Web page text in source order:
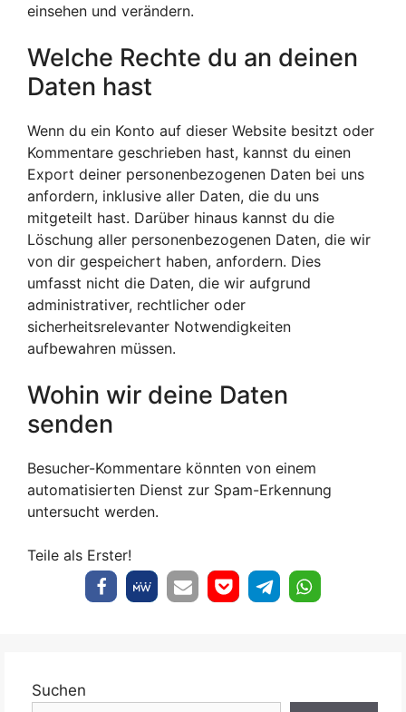
einsehen und verändern.
Welche Rechte du an deinen
Daten hast
Wenn du ein Konto auf dieser Website besitzt oder
Kommentare geschrieben hast, kannst du einen
Export deiner personenbezogenen Daten bei uns
anfordern, inklusive aller Daten, die du uns
mitgeteilt hast. Darüber hinaus kannst du die
Löschung aller personenbezogenen Daten, die wir
von dir gespeichert haben, anfordern. Dies
umfasst nicht die Daten, die wir aufgrund
administrativer, rechtlicher oder
sicherheitsrelevanter Notwendigkeiten
aufbewahren müssen.
Wohin wir deine Daten
senden
Besucher-Kommentare könnten von einem
automatisierten Dienst zur Spam-Erkennung
untersucht werden.
Teile als Erster!
Suchen